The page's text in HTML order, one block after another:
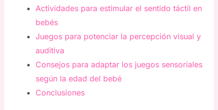
Actividades para estimular el sentido táctil en
bebés
Juegos para potenciar la percepción visual y
auditiva
Consejos para adaptar los juegos sensoriales
según la edad del bebé
Conclusiones